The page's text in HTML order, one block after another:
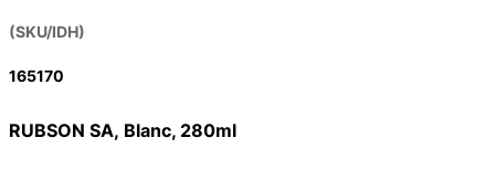
(SKU/IDH)
165170
RUBSON SA, Blanc, 280ml